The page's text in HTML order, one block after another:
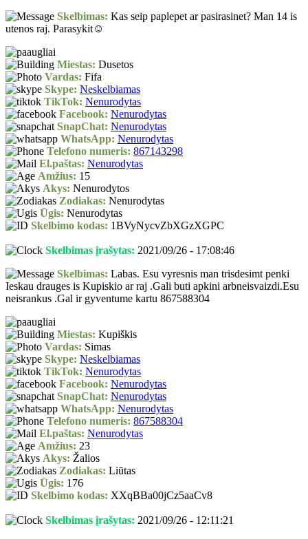
Skelbimas: Kas seip paplepet ar pasirasinet? Man 14 is
utenos raj. Parasykit☺
Miestas: Dusetos
Vardas: Fifa
Skype: Neskelbiamas
TikTok: Nenurodytas
Facebook: Nenurodytas
SnapChat: Nenurodytas
WhatsApp: Nenurodytas
Telefono numeris: 867143298
El.paštas: Nenurodytas
Amžius: 15
Akys: Nenurodytos
Zodiakas: Nenurodytas
Ūgis: Nenurodytas
Skelbimo kodas: 1BVyNycvZbXGzXGPC
Skelbimas įrašytas: 2021/09/26 - 17:08:46
Skelbimas: Labas. Esu vyresnis man trisdesimt penki
Ieskau drauges is Kupiskio ar raj .Gali buti apkini arbneisvaizdi.Esu
neisrankus .Gal ir gyventume kartu 867588304
Miestas: Kupiškis
Vardas: Simas
Skype: Neskelbiamas
TikTok: Nenurodytas
Facebook: Nenurodytas
SnapChat: Nenurodytas
WhatsApp: Nenurodytas
Telefono numeris: 867588304
El.paštas: Nenurodytas
Amžius: 23
Akys: Žalios
Zodiakas: Liūtas
Ūgis: 176
Skelbimo kodas: XXqBBa00jCz5aaCv8
Skelbimas įrašytas: 2021/09/26 - 12:11:21